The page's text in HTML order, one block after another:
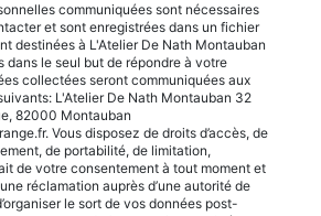
communiquées sont nécessaires
et sont enregistrées dans un fichier
destinées à L'Atelier De Nath Montauban
dans le seul but de répondre à votre
collectées seront communiquées aux
L'Atelier De Nath Montauban 32
82000 Montauban
Vous disposez de droits d’accès, de
de portabilité, de limitation,
de votre consentement à tout moment et
réclamation auprès d’une autorité de
le sort de vos données post-